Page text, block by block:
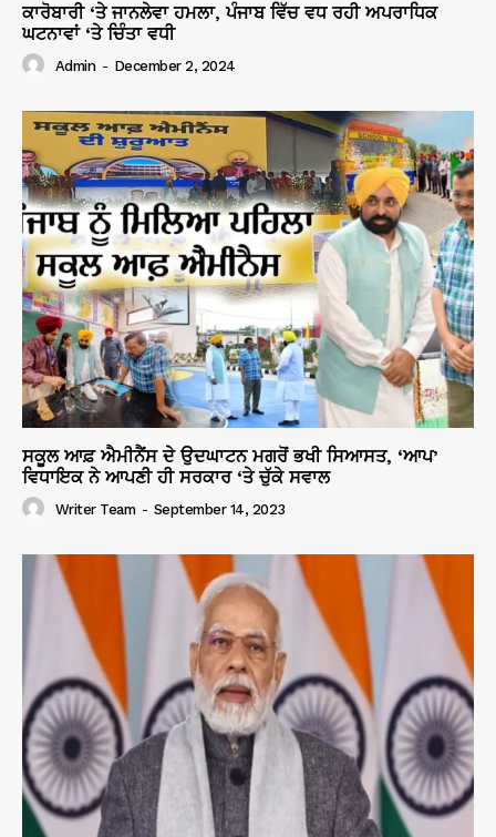
ਕਾਰੋਬਾਰੀ ‘ਤੇ ਜਾਨਲੇਵਾ ਹਮਲਾ, ਪੰਜਾਬ ਵਿੱਚ ਵਧ ਰਹੀ ਅਪਰਾਧਿਕ
ਘਟਨਾਵਾਂ ‘ਤੇ ਚਿੰਤਾ ਵਧੀ
Admin - December 2, 2024
ਸਕੂਲ ਆਫ਼ ਐਮੀਨੈਂਸ ਦੇ ਉਦਘਾਟਨ ਮਗਰੋਂ ਭਖੀ ਸਿਆਸਤ, ‘ਆਪ’
ਵਿਧਾਇਕ ਨੇ ਆਪਣੀ ਹੀ ਸਰਕਾਰ ‘ਤੇ ਚੁੱਕੇ ਸਵਾਲ
Writer Team - September 14, 2023